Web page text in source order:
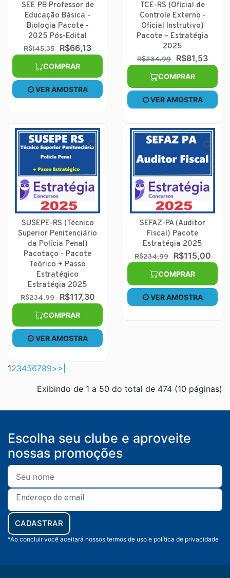
SEE PB Professor de
Educação Básica -
Biologia Pacote -
2025 Pós-Edital
R$145,35 R$66,13
COMPRAR
VER AMOSTRA
TCE-RS (Oficial de
Controle Externo -
Oficial Instrutivo)
Pacote – Estratégia
2025
R$234,99 R$81,53
COMPRAR
VER AMOSTRA
SUSEPE-RS (Técnico
Superior Penitenciário
da Polícia Penal)
Pacotaço - Pacote
Teórico + Passo
Estratégico
Estratégia 2025
R$234,99 R$117,30
COMPRAR
VER AMOSTRA
SEFAZ-PA (Auditor
Fiscal) Pacote
Estratégia 2025
R$234,99 R$115,00
COMPRAR
VER AMOSTRA
123456789>>|
Exibindo de 1 a 50 do total de 474 (10 páginas)
Escolha seu clube e aproveite
nossas promoções
CADASTRAR
*Ao concluir você aceitará nossos termos de uso e política de privacidade